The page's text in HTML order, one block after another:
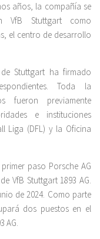
años, la compañía se
VfB Stuttgart como
el centro de desarrollo
Stuttgart ha firmado
Toda la
fueron previamente
e instituciones
Liga (DFL) y la Oficina
paso Porsche AG
VfB Stuttgart 1893 AG.
de 2024. Como parte
dos puestos en el
AG.